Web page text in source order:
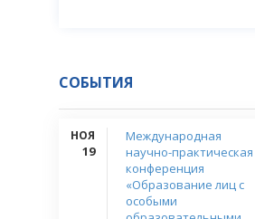
СОБЫТИЯ
НОЯ
19
Международная
научно-практическая
конференция
«Образование лиц с
особыми